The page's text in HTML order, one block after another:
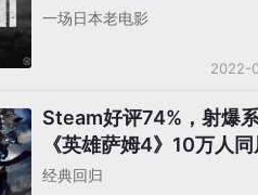
艺术？
一场日本老电影
2022-
Steam好评74%，射爆
《英雄萨姆4》10万人
经典回归